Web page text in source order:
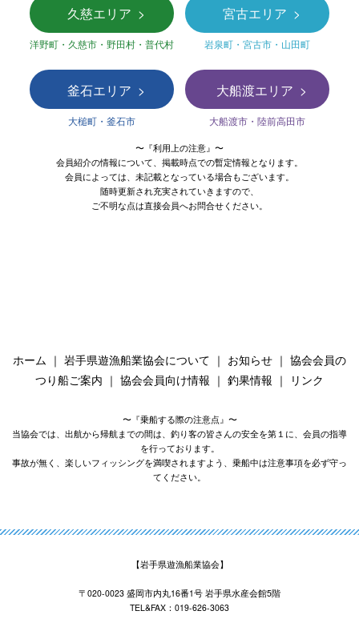
久慈エリア
洋野町・久慈市・野田村・普代村
宮古エリア
岩泉町・宮古市・山田町
釜石エリア
大槌町・釜石市
大船渡エリア
大船渡市・陸前高田市
〜『利用上の注意』〜
会員紹介の情報について、掲載時点での暫定情報となります。
会員によっては、未記載となっている場合もございます。
随時更新され充実されていきますので、
ご不明な点は直接会員へお問合せください。
ホーム ｜ 岩手県遊漁船業協会について ｜ お知らせ ｜ 協会会員の
つり船ご案内 ｜ 協会会員向け情報 ｜ 釣果情報 ｜ リンク
〜『乗船する際の注意点』〜
当協会では、出航から帰航までの間は、釣り客の皆さんの安全を第１に、会員の指導
を行っております。
事故が無く、楽しいフィッシングを満喫されますよう、乗船中は注意事項を必ず守っ
てください。
【岩手県遊漁船業協会】
〒020-0023 盛岡市内丸16番1号 岩手県水産会館5階
TEL&FAX：019-626-3063